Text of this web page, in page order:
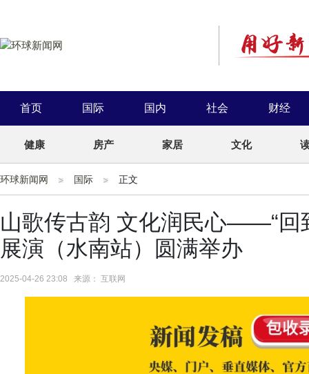
首页 国际 国内 社会 财经
健康 房产 家居 文化
环球新闻网 国际 正文
山歌传古韵 文化润民心——“回
展演（水南站）圆满举办
2025-04-26 23:08 来源： 互联网